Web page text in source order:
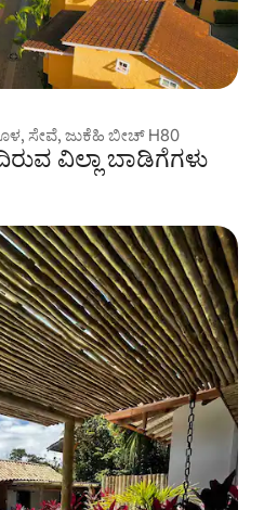
ಸೇವೆ, ಜುಕೆಹಿ ಬೀಚ್ H80
ವಿಲ್ಲಾ ಬಾಡಿಗೆಗಳು